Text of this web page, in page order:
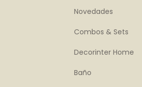
Novedades
Combos & Sets
Decorinter Home
Baño